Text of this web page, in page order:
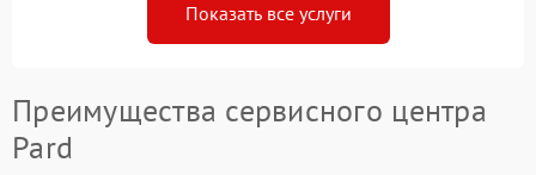
Показать все услуги
Преимущества сервисного центра
Pard